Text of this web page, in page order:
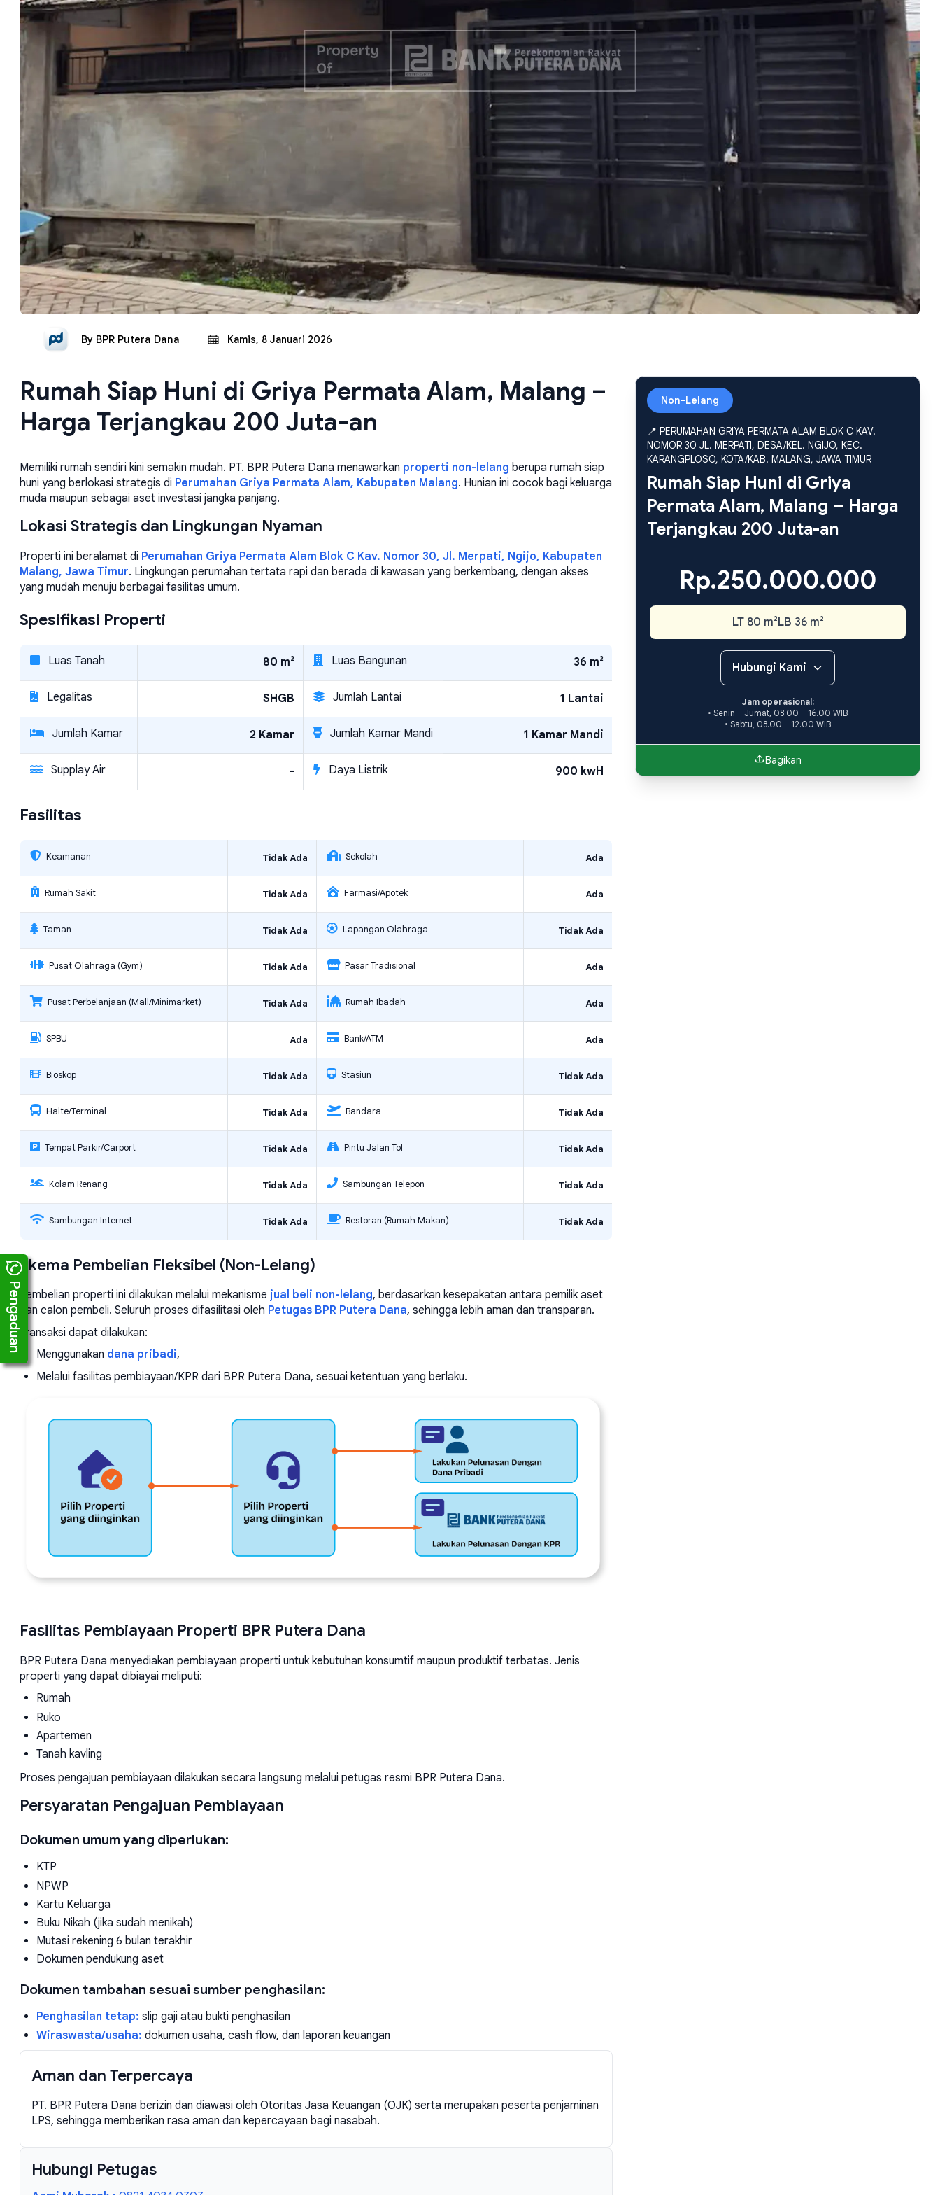
By BPR Putera Dana Kamis, 8 Januari 2026
Rumah Siap Huni di Griya Permata Alam, Malang –
Harga Terjangkau 200 Juta-an
Memiliki rumah sendiri kini semakin mudah. PT. BPR Putera Dana menawarkan properti non-lelang berupa rumah siap
huni yang berlokasi strategis di Perumahan Griya Permata Alam, Kabupaten Malang. Hunian ini cocok bagi keluarga
muda maupun sebagai aset investasi jangka panjang.
Lokasi Strategis dan Lingkungan Nyaman
Properti ini beralamat di Perumahan Griya Permata Alam Blok C Kav. Nomor 30, Jl. Merpati, Ngijo, Kabupaten
Malang, Jawa Timur. Lingkungan perumahan tertata rapi dan berada di kawasan yang berkembang, dengan akses
yang mudah menuju berbagai fasilitas umum.
Spesifikasi Properti
Luas Tanah 80 m² Luas Bangunan 36 m²
Legalitas SHGB Jumlah Lantai 1 Lantai
Jumlah Kamar 2 Kamar Jumlah Kamar Mandi 1 Kamar Mandi
Supplay Air - Daya Listrik 900 kwH
Fasilitas
Keamanan Tidak Ada Sekolah Ada
Rumah Sakit Tidak Ada Farmasi/Apotek Ada
Taman Tidak Ada Lapangan Olahraga Tidak Ada
Pusat Olahraga (Gym) Tidak Ada Pasar Tradisional Ada
Pusat Perbelanjaan (Mall/Minimarket) Tidak Ada Rumah Ibadah Ada
SPBU Ada Bank/ATM Ada
Bioskop Tidak Ada Stasiun Tidak Ada
Halte/Terminal Tidak Ada Bandara Tidak Ada
Tempat Parkir/Carport Tidak Ada Pintu Jalan Tol Tidak Ada
Kolam Renang Tidak Ada Sambungan Telepon Tidak Ada
Sambungan Internet Tidak Ada Restoran (Rumah Makan) Tidak Ada
Skema Pembelian Fleksibel (Non-Lelang)
Pembelian properti ini dilakukan melalui mekanisme jual beli non-lelang, berdasarkan kesepakatan antara pemilik aset
dan calon pembeli. Seluruh proses difasilitasi oleh Petugas BPR Putera Dana, sehingga lebih aman dan transparan.
Transaksi dapat dilakukan:
Menggunakan dana pribadi,
Melalui fasilitas pembiayaan/KPR dari BPR Putera Dana, sesuai ketentuan yang berlaku.
Fasilitas Pembiayaan Properti BPR Putera Dana
BPR Putera Dana menyediakan pembiayaan properti untuk kebutuhan konsumtif maupun produktif terbatas. Jenis
properti yang dapat dibiayai meliputi:
Rumah
Ruko
Apartemen
Tanah kavling
Proses pengajuan pembiayaan dilakukan secara langsung melalui petugas resmi BPR Putera Dana.
Persyaratan Pengajuan Pembiayaan
Dokumen umum yang diperlukan:
KTP
NPWP
Kartu Keluarga
Buku Nikah (jika sudah menikah)
Mutasi rekening 6 bulan terakhir
Dokumen pendukung aset
Dokumen tambahan sesuai sumber penghasilan:
Penghasilan tetap: slip gaji atau bukti penghasilan
Wiraswasta/usaha: dokumen usaha, cash flow, dan laporan keuangan
Aman dan Terpercaya
PT. BPR Putera Dana berizin dan diawasi oleh Otoritas Jasa Keuangan (OJK) serta merupakan peserta penjaminan
LPS, sehingga memberikan rasa aman dan kepercayaan bagi nasabah.
Hubungi Petugas
Non-Lelang
📍 PERUMAHAN GRIYA PERMATA ALAM BLOK C KAV.
NOMOR 30 JL. MERPATI, DESA/KEL. NGIJO, KEC.
KARANGPLOSO, KOTA/KAB. MALANG, JAWA TIMUR
Rumah Siap Huni di Griya
Permata Alam, Malang – Harga
Terjangkau 200 Juta-an
Rp.250.000.000
LT 80 m²LB 36 m²
Hubungi Kami
Jam operasional:
• Senin – Jumat, 08.00 – 16.00 WIB
• Sabtu, 08.00 – 12.00 WIB
Bagikan
Pengaduan